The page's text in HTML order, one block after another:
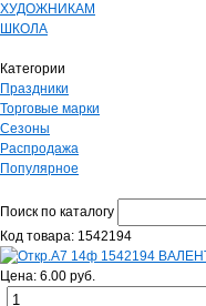
ХУДОЖНИКАМ
ШКОЛА
Категории
Праздники
Торговые марки
Сезоны
Распродажа
Популярное
Поиск по каталогу
Код товара: 1542194
Цена: 6.00 руб.